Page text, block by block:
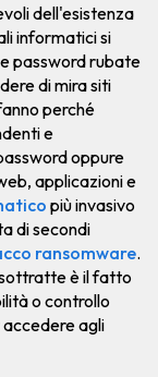
dell'esistenza
informatici si
password rubate
di mira siti
perché
e
oppure
applicazioni e
più invasivo
di secondi
ransomware.
è il fatto
o controllo
agli